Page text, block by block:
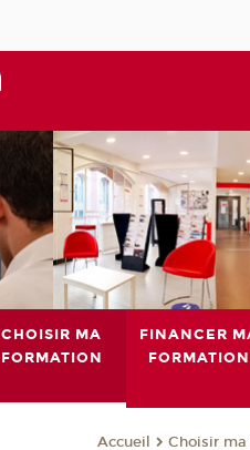
CHOISIR MA
FORMATION
FINANCER
FORMATION
Accueil Choisir